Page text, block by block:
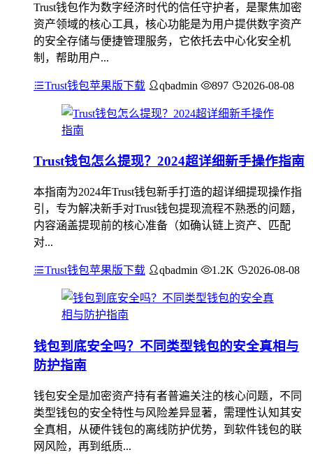
Trust钱包作为数字经济时代的信任守护者，是聚焦加密
资产领域的核心工具，核心功能是为用户提供数字资产
的安全存储与便捷管理服务，它依托去中心化安全机
制，帮助用户...
Trust钱包苹果版下载 qbadmin 897 2026-08-08
Trust钱包怎么提现？2024超详细新手操作指南
本指南为2024年Trust钱包新手打造的超详细提现操作指
引，专为解决新手对Trust钱包提现流程不熟悉的问题，
内容涵盖提现前的核心准备（如确认链上资产、匹配
对...
Trust钱包苹果版下载 qbadmin 1.2K 2026-08-08
钱包到底安全吗？不同类型钱包的安全真相与
防护指南
钱包安全是加密资产持有者普遍关注的核心问题，不同
类型钱包的安全特性与风险差异显著，需理性认知其安
全真相，从硬件钱包的离线防护优势，到软件钱包的联
网风险，再到纸质...